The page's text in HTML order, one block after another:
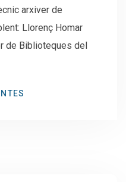
arxiver de
Llorenç Homar
de Biblioteques del